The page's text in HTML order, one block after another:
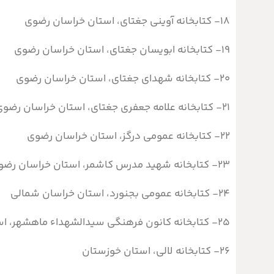
۱۸- کتابخانه آوینی جغتای، استان خراسان رضوی
۱۹- کتابخانه ابویسان جغتای، استان خراسان رضوی
۲۰- کتابخانه شهدای جغتای، استان خراسان رضوی
۲۱- کتابخانه علامه جعفری جغتای، استان خراسان رضوی
۲۲- کتابخانه عمومی درگز، استان خراسان رضوی
۲۳-
کتابخانه شهید مدرس کاشمر، استان خراسان
۲۴- کتابخانه عمومی بجنورد، استان خراسان شمالی
۲۵- کتابخانه کانون فرهنگی سیدالشهداء ماهشهر، استان خوزستان
۲۶- کتابخانه لالی، استان خوزستان